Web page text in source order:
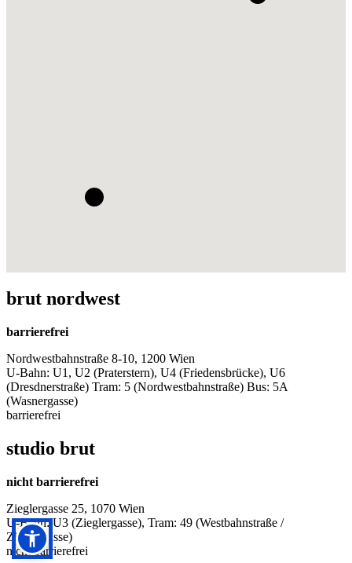
brut nordwest
barrierefrei
Nordwestbahnstraße 8-10, 1200 Wien
U-Bahn: U1, U2 (Praterstern), U4 (Friedensbrücke), U6
(Dresdnerstraße) Tram: 5 (Nordwestbahnstraße) Bus: 5A
(Wasnergasse)
barrierefrei
studio brut
nicht barrierefrei
Zieglergasse 25, 1070 Wien
U-Bahn: U3 (Zieglergasse), Tram: 49 (Westbahnstraße /
Zieglergasse)
nicht barrierefrei